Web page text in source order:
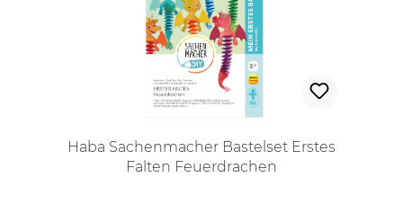
Haba Sachenmacher Bastelset Erstes
Falten Feuerdrachen